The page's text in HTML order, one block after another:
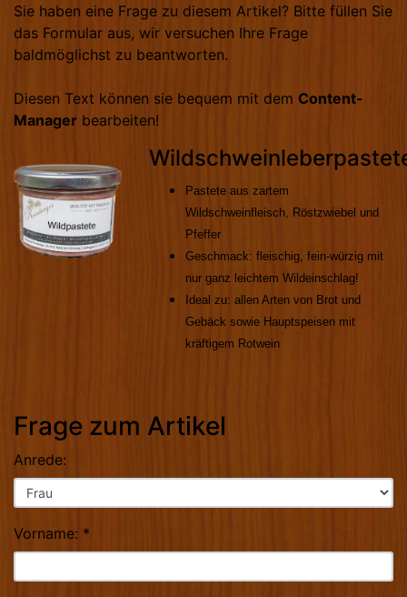
Sie haben eine Frage zu diesem Artikel? Bitte füllen Sie
das Formular aus, wir versuchen Ihre Frage
baldmöglichst zu beantworten.
Diesen Text können sie bequem mit dem Content-
Manager bearbeiten!
Pastete auszartem
Wildschweinfleisch, Röstzwiebel und
Pfeffer
Geschmack: fleischig, fein-würzig mit
nur ganz leichtem Wildeinschlag!
Ideal zu: allen Arten von Brot und
Gebäck sowie Hauptspeisen mit
kräftigem Rotwein
Frage zum Artikel
Anrede:
Vorname: *